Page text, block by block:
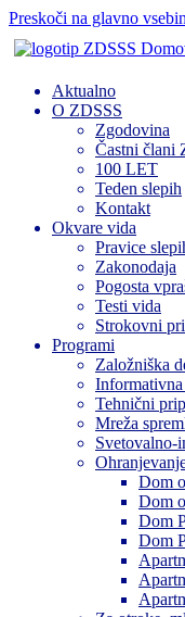
Preskoči na glavno
Aktualno
O ZDSSS
Zgodovina
Častni člani
100 LET
Teden slepih
Kontakt
Okvare vida
Pravice
Zakonodaja
Pogosta
Testi vida
Strokovni
Programi
Založniška
Tehnični
Mreža
Svetovalno-
Dom
Dom
Dom
Dom